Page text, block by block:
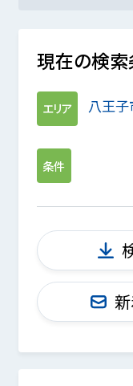
現在の検
エリア 八王子
条件